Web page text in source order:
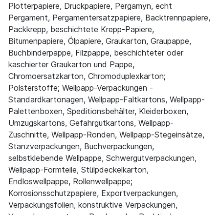
Plotterpapiere, Druckpapiere, Pergamyn, echt
Pergament, Pergamentersatzpapiere, Backtrennpapiere,
Packkrepp, beschichtete Krepp-Papiere,
Bitumenpapiere, Ölpapiere, Graukarton, Graupappe,
Buchbinderpappe, Filzpappe, beschichteter oder
kaschierter Graukarton und Pappe,
Chromoersatzkarton, Chromoduplexkarton;
Polsterstoffe; Wellpapp-Verpackungen -
Standardkartonagen, Wellpapp-Faltkartons, Wellpapp-
Palettenboxen, Speditionsbehälter, Kleiderboxen,
Umzugskartons, Gefahrgutkartons, Wellpapp-
Zuschnitte, Wellpapp-Ronden, Wellpapp-Stegeinsätze,
Stanzverpackungen, Buchverpackungen,
selbstklebende Wellpappe, Schwergutverpackungen,
Wellpapp-Formteile, Stülpdeckelkarton,
Endloswellpappe, Rollenwellpappe;
Korrosionsschutzpapiere, Exportverpackungen,
Verpackungsfolien, konstruktive Verpackungen,